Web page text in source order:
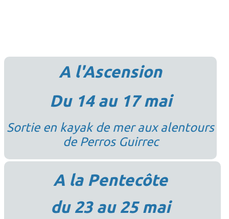
A l'Ascension
Du 14 au 17 mai
Sortie en kayak de mer aux alentours
de Perros Guirrec
A la Pentecôte
du 23 au 25 mai